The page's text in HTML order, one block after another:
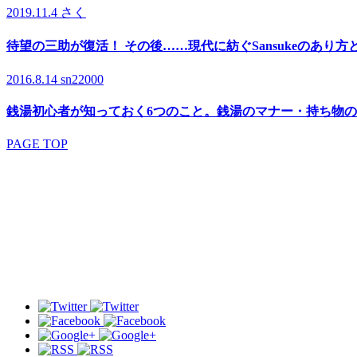
2019.11.4 さく
待望の三助が復活！ その後……現代に紡ぐSansukeのあり方
2016.8.14 sn22000
銭湯初心者が知っておく6つのこと。銭湯のマナー・持ち物
PAGE TOP